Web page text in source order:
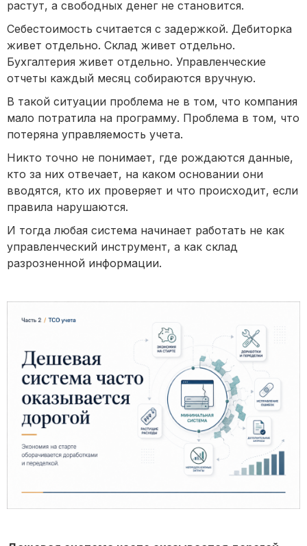
растут, а свободных денег не становится.
Себестоимость считается с задержкой. Дебиторка
живет отдельно. Склад живет отдельно.
Бухгалтерия живет отдельно. Управленческие
отчеты каждый месяц собираются вручную.
В такой ситуации проблема не в том, что компания
мало потратила на программу. Проблема в том, что
потеряна управляемость учета.
Никто точно не понимает, где рождаются данные,
кто за них отвечает, на каком основании они
вводятся, кто их проверяет и что происходит, если
правила нарушаются.
И тогда любая система начинает работать не как
управленческий инструмент, а как склад
разрозненной информации.